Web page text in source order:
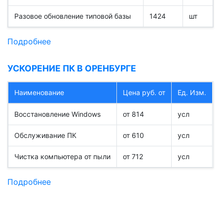
Разовое обновление типовой базы 1424 шт
Подробнее
УСКОРЕНИЕ ПК В ОРЕНБУРГЕ
Наименование Цена руб. от Ед. Изм.
Восстановление Windows от 814 усл
Обслуживание ПК от 610 усл
Чистка компьютера от пыли от 712 усл
Подробнее